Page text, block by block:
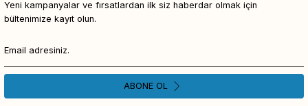
Yeni kampanyalar ve fırsatlardan ilk siz haberdar olmak için
bültenimize kayıt olun.
ABONE OL